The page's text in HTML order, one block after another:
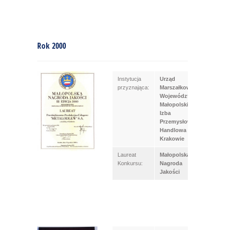
Rok 2000
Instytucja
przyznająca:
Urząd
Marszałkowski
Województwa
Małopolskiego,
Izba
Przemysłowo-
Handlowa w
Krakowie
Laureat
Konkursu:
Małopolska
Nagroda
Jakości